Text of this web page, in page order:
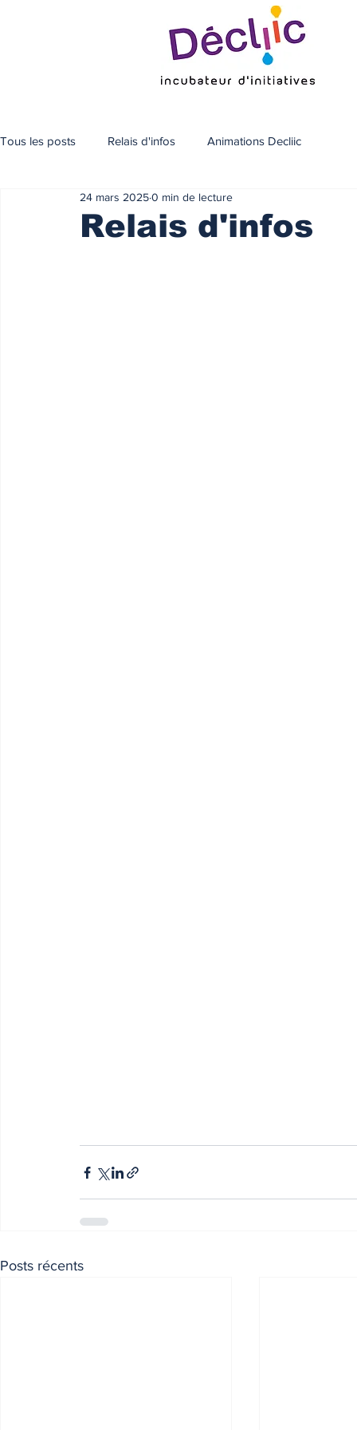
Tous les posts Relais d'infos Animations Decliic
Relais d'infos
24 mars 20250 min de lecture
Posts récents